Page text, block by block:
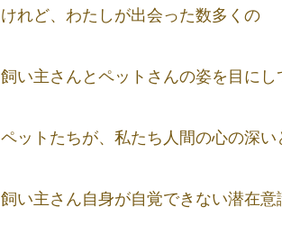
けれど、わたしが出会った数多くの
飼い主さんとペットさんの姿を目にし
ペットたちが、私たち人間の心の深い
飼い主さん自身が自覚できない潜在意